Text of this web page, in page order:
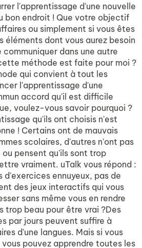
l'apprentissage d'une nouvelle
bon endroit ! Que votre objectif
ou simplement si vous êtes
éléments dont vous aurez besoin
dans une autre
méthode est faite pour moi ?
qui convient à tout les
l'apprentissage d'une
accord qu'il est difficile
voulez-vous savoir pourquoi ?
qu'ils ont choisis n'est
! Certains ont de mauvais
scolaires, d'autres n'ont pas
pensent qu'ils sont trop
vraiment. uTalk vous répond :
d'exercices ennuyeux, pas de
des jeux interactifs qui vous
sans même vous en rendre
beau pour être vrai ?Des
par jours peuvent suffire à
d'une langues. Mais si vous
pouvez apprendre toutes les